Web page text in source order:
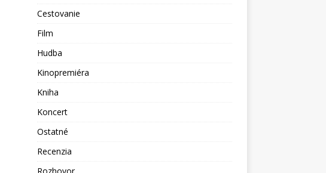
Cestovanie
Film
Hudba
Kinopremiéra
Kniha
Koncert
Ostatné
Recenzia